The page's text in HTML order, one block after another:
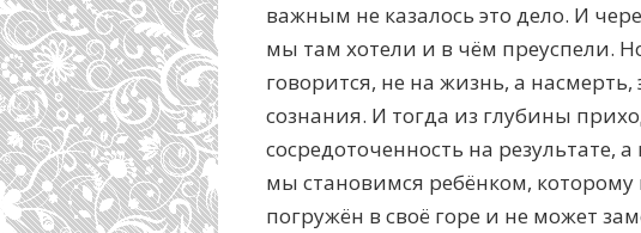
важным не казалось это дело. И
мы там хотели и в чём преуспели.
говорится, не на жизнь, а насмерть,
сознания. И тогда из глубины
сосредоточенность на результате,
мы становимся ребёнком,
погружён в своё горе и не может